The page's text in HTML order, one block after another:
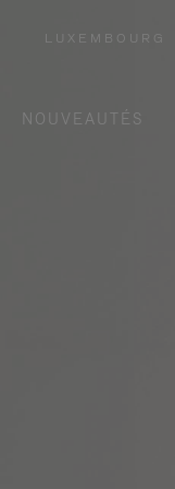
LUXEMBOURG
,
NOUVEAUTÉS